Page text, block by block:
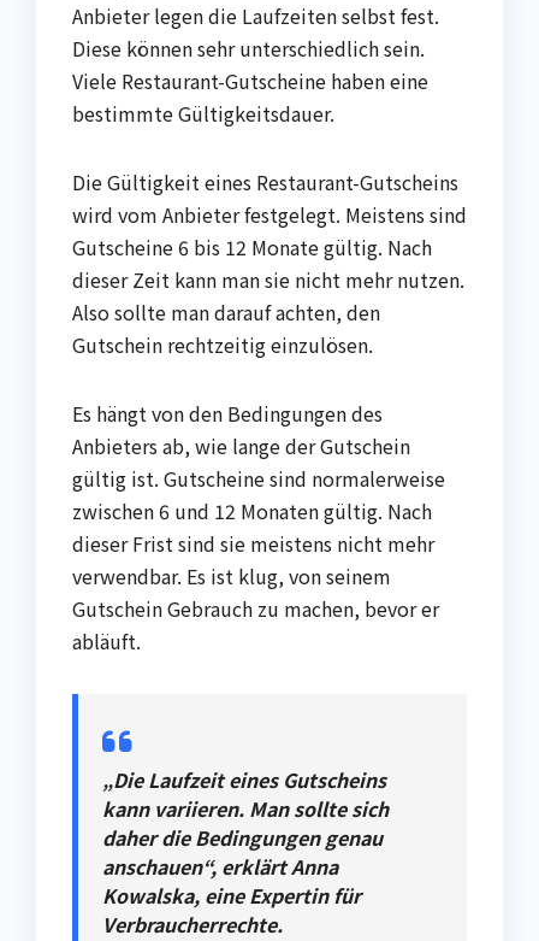
Anbieter legen die Laufzeiten selbst fest.
Diese können sehr unterschiedlich sein.
Viele Restaurant-Gutscheine haben eine
bestimmte Gültigkeitsdauer.
Die Gültigkeit eines Restaurant-Gutscheins
wird vom Anbieter festgelegt. Meistens sind
Gutscheine 6 bis 12 Monate gültig. Nach
dieser Zeit kann man sie nicht mehr nutzen.
Also sollte man darauf achten, den
Gutschein rechtzeitig einzulösen.
Es hängt von den Bedingungen des
Anbieters ab, wie lange der Gutschein
gültig ist. Gutscheine sind normalerweise
zwischen 6 und 12 Monaten gültig. Nach
dieser Frist sind sie meistens nicht mehr
verwendbar. Es ist klug, von seinem
Gutschein Gebrauch zu machen, bevor er
abläuft.
„Die Laufzeit eines Gutscheins
kann variieren. Man sollte sich
daher die Bedingungen genau
anschauen“, erklärt Anna
Kowalska, eine Expertin für
Verbraucherrechte.